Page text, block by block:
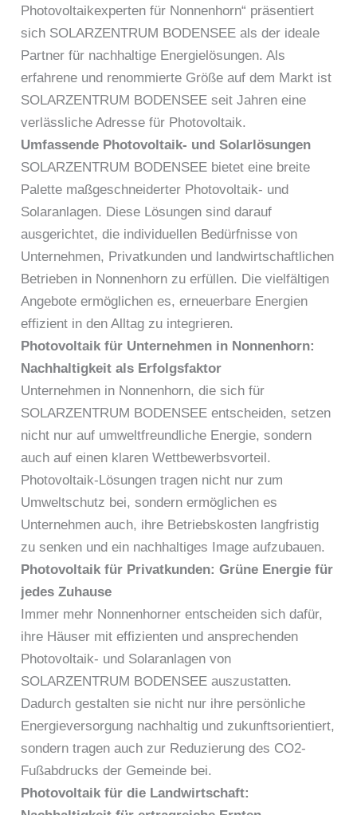
Photovoltaikexperten für Nonnenhorn“ präsentiert
sich SOLARZENTRUM BODENSEE als der ideale
Partner für nachhaltige Energielösungen. Als
erfahrene und renommierte Größe auf dem Markt ist
SOLARZENTRUM BODENSEE seit Jahren eine
verlässliche Adresse für Photovoltaik.
Umfassende Photovoltaik- und Solarlösungen
SOLARZENTRUM BODENSEE bietet eine breite
Palette maßgeschneiderter Photovoltaik- und
Solaranlagen. Diese Lösungen sind darauf
ausgerichtet, die individuellen Bedürfnisse von
Unternehmen, Privatkunden und landwirtschaftlichen
Betrieben in Nonnenhorn zu erfüllen. Die vielfältigen
Angebote ermöglichen es, erneuerbare Energien
effizient in den Alltag zu integrieren.
Photovoltaik für Unternehmen in Nonnenhorn:
Nachhaltigkeit als Erfolgsfaktor
Unternehmen in Nonnenhorn, die sich für
SOLARZENTRUM BODENSEE entscheiden, setzen
nicht nur auf umweltfreundliche Energie, sondern
auch auf einen klaren Wettbewerbsvorteil.
Photovoltaik-Lösungen tragen nicht nur zum
Umweltschutz bei, sondern ermöglichen es
Unternehmen auch, ihre Betriebskosten langfristig
zu senken und ein nachhaltiges Image aufzubauen.
Photovoltaik für Privatkunden: Grüne Energie für
jedes Zuhause
Immer mehr Nonnenhorner entscheiden sich dafür,
ihre Häuser mit effizienten und ansprechenden
Photovoltaik- und Solaranlagen von
SOLARZENTRUM BODENSEE auszustatten.
Dadurch gestalten sie nicht nur ihre persönliche
Energieversorgung nachhaltig und zukunftsorientiert,
sondern tragen auch zur Reduzierung des CO2-
Fußabdrucks der Gemeinde bei.
Photovoltaik für die Landwirtschaft: